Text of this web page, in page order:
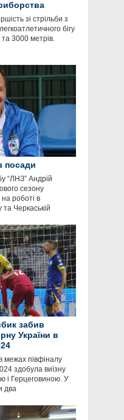
зі стрільби з
бігу
3000 метрів.
посади
“ЛНЗ” Андрій
сезону
роботі в
та Черкаській
забив
України в
межах півфіналу
здобула виїзну
і Герцеговиною. У
два